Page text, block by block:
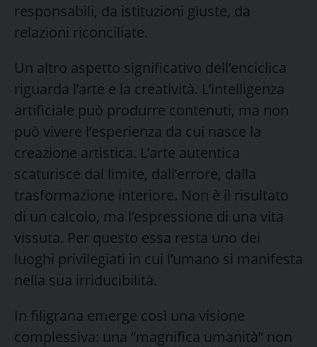
responsabili, da istituzioni giuste, da
relazioni riconciliate.
Un altro aspetto significativo dell’enciclica
riguarda l’arte e la creatività. L’intelligenza
artificiale può produrre contenuti, ma non
può vivere l’esperienza da cui nasce la
creazione artistica. L’arte autentica
scaturisce dal limite, dall’errore, dalla
trasformazione interiore. Non è il risultato
di un calcolo, ma l’espressione di una vita
vissuta. Per questo essa resta uno dei
luoghi privilegiati in cui l’umano si manifesta
nella sua irriducibilità.
In filigrana emerge così una visione
complessiva: una “magnifica umanità” non